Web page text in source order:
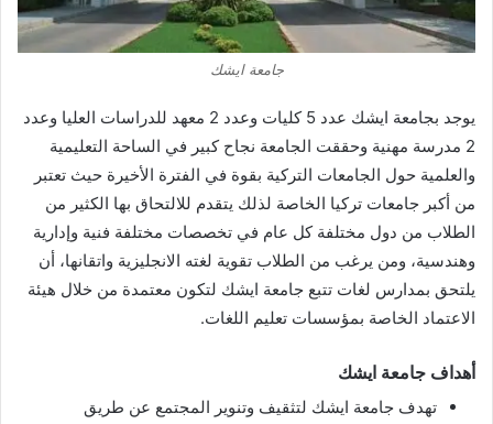
جامعة ايشك
يوجد بجامعة ايشك عدد 5 كليات وعدد 2 معهد للدراسات العليا وعدد
2 مدرسة مهنية وحققت الجامعة نجاح كبير في الساحة التعليمية
والعلمية حول الجامعات التركية بقوة في الفترة الأخيرة حيث تعتبر
من أكبر جامعات تركيا الخاصة لذلك يتقدم للالتحاق بها الكثير من
الطلاب من دول مختلفة كل عام في تخصصات مختلفة فنية وإدارية
وهندسية، ومن يرغب من الطلاب تقوية لغته الانجليزية واتقانها، أن
يلتحق بمدارس لغات تتبع جامعة ايشك لتكون معتمدة من خلال هيئة
الاعتماد الخاصة بمؤسسات تعليم اللغات.
أهداف جامعة ايشك
تهدف جامعة ايشك لتثقيف وتنوير المجتمع عن طريق